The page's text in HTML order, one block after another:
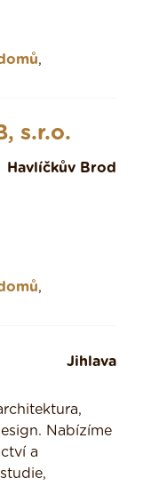
,
s.r.o.
Havlíčkův Brod
,
Jihlava
Nabízíme
a